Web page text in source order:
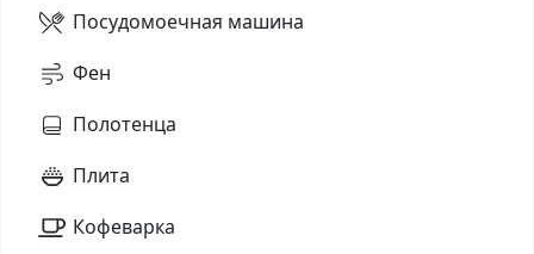
Посудомоечная машина
Фен
Полотенца
Плита
Кофеварка